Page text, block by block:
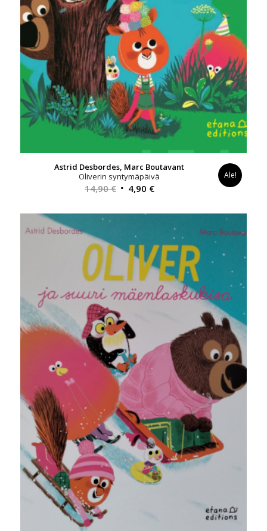
Astrid Desbordes, Marc Boutavant
Oliverin syntymäpäivä
14,90€ Alkuperäinen
oli:
4,90 €Nykyinen
on:
4,90 €.
Ale!